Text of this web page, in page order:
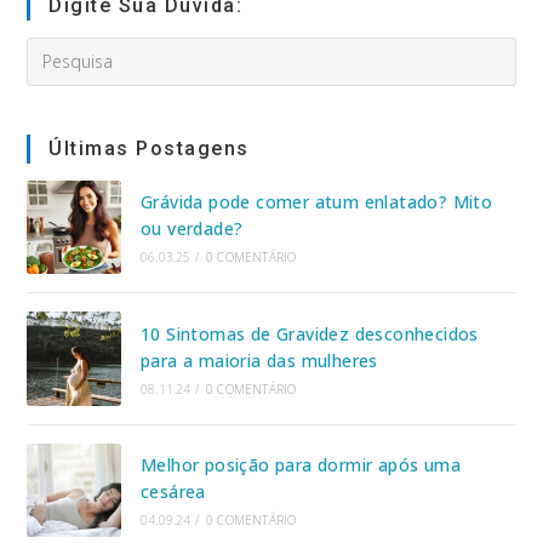
Digite Sua Dúvida:
this
Últimas Postagens
Grávida pode comer atum enlatado? Mito
ou verdade?
06.03.25 / 0 COMENTÁRIO
10 Sintomas de Gravidez desconhecidos
para a maioria das mulheres
08.11.24 / 0 COMENTÁRIO
Melhor posição para dormir após uma
cesárea
04.09.24 / 0 COMENTÁRIO